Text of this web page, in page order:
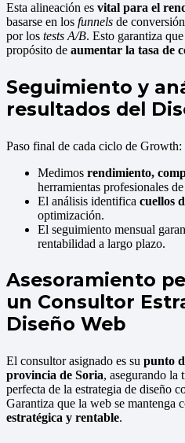
Esta alineación es vital para el
basarse en los funnels de
por los tests A/B. Esto garantiza
propósito de aumentar la tasa de
Seguimiento y
resultados del
Paso final de cada ciclo de Growth:
Medimos rendimiento,
herramientas profesionales
El análisis identifica cuellos
optimización.
El seguimiento mensual
rentabilidad a largo plazo.
Asesoramiento
un Consultor
Diseño Web
El consultor asignado es su punto
provincia de Soria, asegurando la
perfecta de la estrategia de diseño
Garantiza que la web se mantenga
estratégica y rentable.